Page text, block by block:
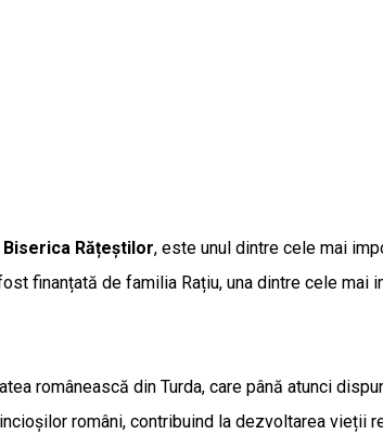
Biserica Rățeștilor, este unul dintre cele mai
finanțată de familia Rațiu, una dintre cele
românească din Turda, care până atunci
români, contribuind la dezvoltarea vieții